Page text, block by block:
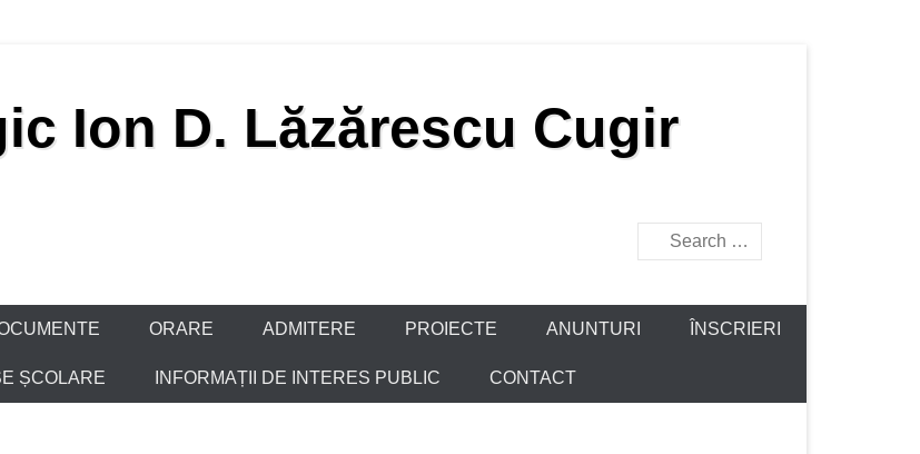
Ion D. Lăzărescu Cugir
Search
ORARE ADMITERE PROIECTE ANUNTURI ÎNSCRIERI
ȘCOLARE INFORMAȚII DE INTERES PUBLIC CONTACT